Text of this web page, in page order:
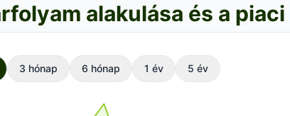
alakulása és a
3 hónap 6 hónap 1 év 5 év